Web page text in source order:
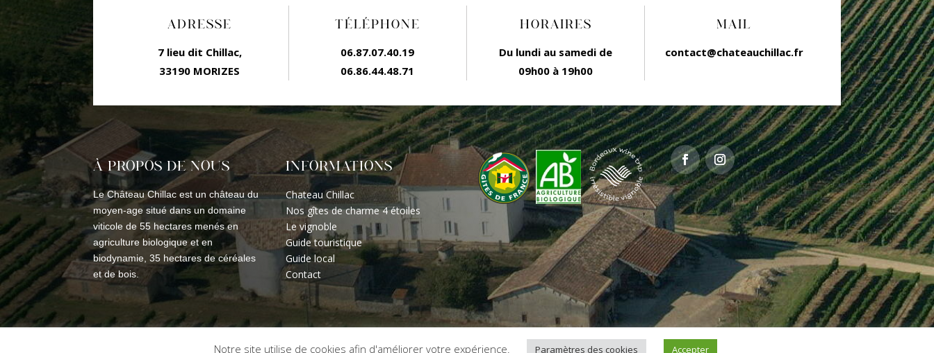
ADRESSE
7 lieu dit Chillac,
33190 MORIZES
TÉLÉPHONE
06.87.07.40.19
06.86.44.48.71
HORAIRES
Du lundi au samedi de
09h00 à 19h00
MAIL
contact@chateauchillac.fr
À PROPOS DE NOUS
Le Château Chillac est un château du
moyen-age situé dans un domaine
viticole de 55 hectares menés en
agriculture biologique et en
biodynamie, 35 hectares de céréales
et de bois.
INFORMATIONS
Chateau Chillac
Nos gîtes de charme 4 étoiles
Le vignoble
Guide touristique
Guide local
Contact
Notre site utilise de cookies afin d'améliorer votre expérience. Paramètres des cookies Accepter